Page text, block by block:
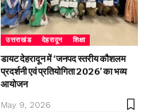
उत्तराखंड देहरादून शिक्षा
डायट देहरादून में ‘जनपद स्तरीय कौशलम
प्रदर्शनी एवं प्रतियोगिता 2026’ का भव्य
आयोजन
May 9, 2026